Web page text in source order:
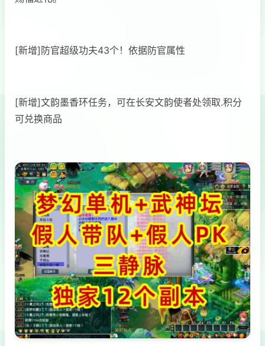
[新增]防官超级功夫43个！依据防官属性
[新增]文韵墨香环任务，可在长安文韵使者处领取.积分
可兑换商品